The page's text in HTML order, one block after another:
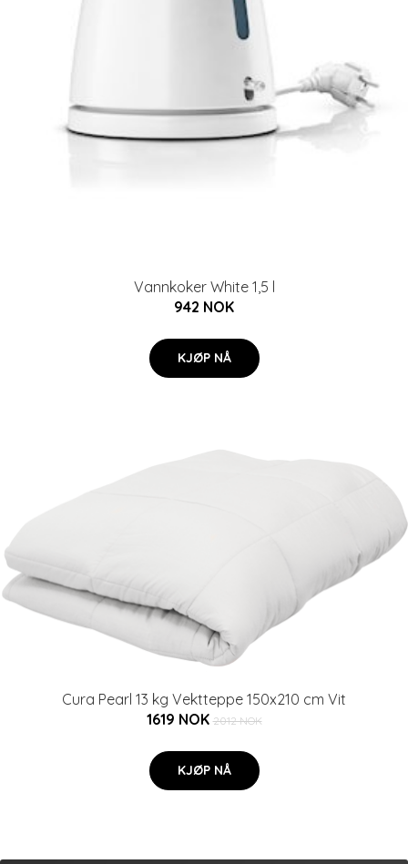
Vannkoker White 1,5 l
942 NOK
KJØP NÅ
Cura Pearl 13 kg Vektteppe 150x210 cm Vit
1619 NOK 2012 NOK
KJØP NÅ